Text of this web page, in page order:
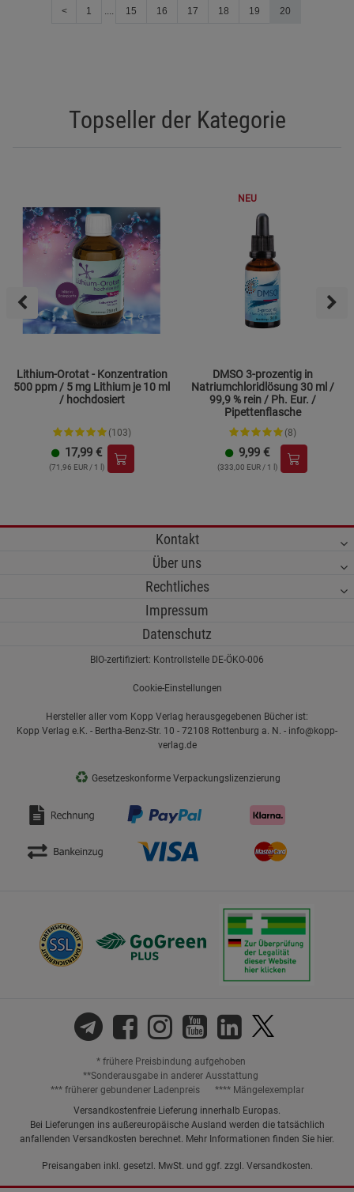
< 1 15 16 17 18 19 20
Topseller der Kategorie
Lithium-Orotat - Konzentration
500 ppm / 5 mg Lithium je 10 ml
/ hochdosiert
(103)
17,99 €
(71,96 EUR / 1 l)
NEU
DMSO 3-prozentig in
Natriumchloridlösung 30 ml /
99,9 % rein / Ph. Eur. /
Pipettenflasche
(8)
9,99 €
(333,00 EUR / 1 l)
Kontakt
Über uns
Rechtliches
Impressum
Datenschutz
BIO-zertifiziert: Kontrollstelle DE-ÖKO-006
Cookie-Einstellungen
Hersteller aller vom Kopp Verlag herausgegebenen Bücher ist:
Kopp Verlag e.K. - Bertha-Benz-Str. 10 - 72108 Rottenburg a. N. - info@kopp-
verlag.de
♻ Gesetzeskonforme Verpackungslizenzierung
* frühere Preisbindung aufgehoben
**Sonderausgabe in anderer Ausstattung
*** früherer gebundener Ladenpreis
**** Mängelexemplar
Versandkostenfreie Lieferung innerhalb Europas.
Bei Lieferungen ins außereuropäische Ausland werden die tatsächlich
anfallenden Versandkosten berechnet. Mehr Informationen finden Sie hier.
Preisangaben inkl. gesetzl. MwSt. und ggf. zzgl. Versandkosten.